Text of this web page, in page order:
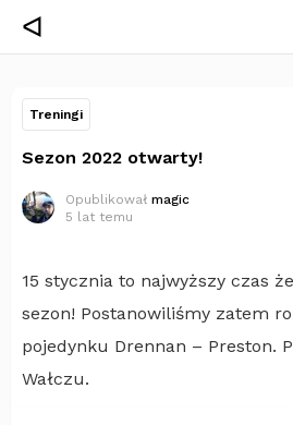
ᐊ
Treningi
Sezon 2022 otwarty!
Opublikował magic
5 lat temu
15 stycznia to najwyższy czas
sezon! Postanowiliśmy zatem
pojedynku Drennan – Preston.
Wałczu.